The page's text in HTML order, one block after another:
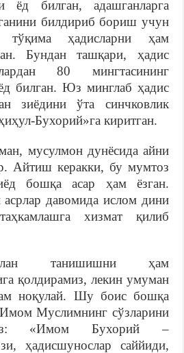
ёд билган, адашганларга
билдириб бориш учун
тўқима ҳадисларни ҳам
Бундан ташқари, ҳадис
80 мингтасининг
билган. Юз минглаб ҳадис
зиёдини ўта синчковлик
Бухорий»га киритган.
мусулмон дунёсида айни
Айтиш керакки, бу мумтоз
бошқа асар ҳам ёзган.
давомида ислом дини
хизмат қилиб
танишишни ҳам
қолдирамиз, лекин умуман
ноқулай. Шу боис бошқа
Муслимнинг сўзларини
«Имом Бухорий –
ҳадисшунослар саййиди,